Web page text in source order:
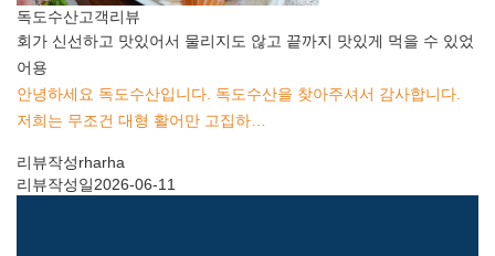
독도수산고객리뷰
회가 신선하고 맛있어서 물리지도 않고 끝까지 맛있게 먹을 수 있었
어용
안녕하세요 독도수산입니다. 독도수산을 찾아주셔서 감사합니다.
저희는 무조건 대형 활어만 고집하…
리뷰작성rharha
리뷰작성일2026-06-11